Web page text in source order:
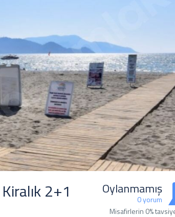
2+1 Oylanmamış
0 yorum
Misafirlerin 0%